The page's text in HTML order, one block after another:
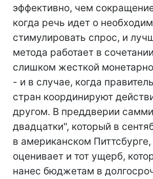
эффективно, чем
когда речь идет о
стимулировать спрос, и
метода работает в
слишком жесткой
- и в случае, когда
стран координируют
другом. В преддверии
двадцатки", который в
в американском
оценивает и тот ущерб,
нанес бюджетам в